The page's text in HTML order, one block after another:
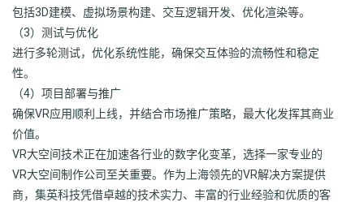
包括3D建模、虚拟场景构建、交互逻辑开发、优化渲染等。
（3）测试与优化
进行多轮测试，优化系统性能，确保交互体验的流畅性和稳定
性。
（4）项目部署与推广
确保VR应用顺利上线，并结合市场推广策略，最大化发挥其商业
价值。
VR大空间技术正在加速各行业的数字化变革，选择一家专业的
VR大空间制作公司至关重要。作为上海领先的VR解决方案提供
商，集英科技凭借卓越的技术实力、丰富的行业经验和优质的客